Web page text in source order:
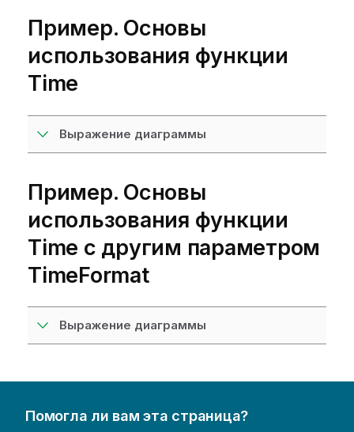
Пример. Основы
использования функции
Time
Выражение диаграммы
Пример. Основы
использования функции
Time с другим параметром
TimeFormat
Выражение диаграммы
Помогла ли вам эта страница?